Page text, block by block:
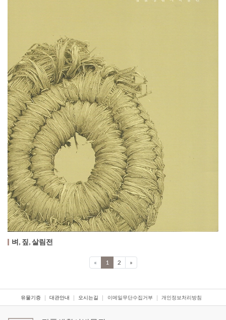
벼, 짚, 살림전
« 1(current)
2 »
유물기증 대관안내 오시는길 이메일무단수집거부 개인정보처리방침